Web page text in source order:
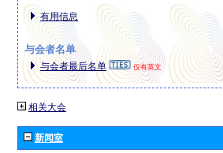
有用信息
与会者名单
与会者最后名单 仅有英文
相关大会
新闻室